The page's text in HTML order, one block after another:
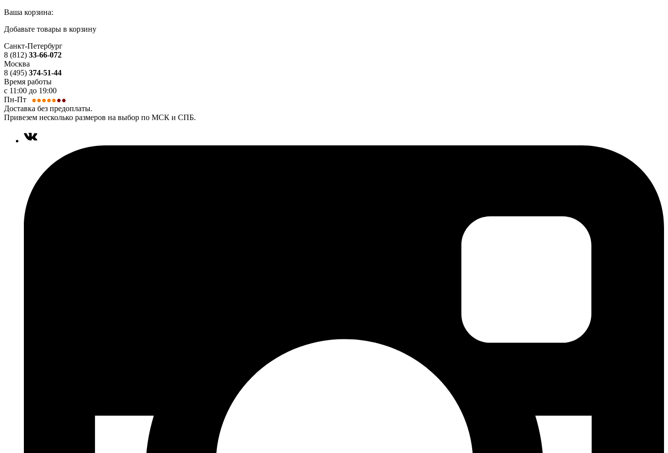
Ваша корзина:
Добавьте товары в корзину
Санкт-Петербург
8 (812) 33-66-072
Москва
8 (495) 374-51-44
Время работы
с 11:00 до 19:00
Пн-Пт
Доставка без предоплаты.
Привезем несколько размеров на выбор по МСК и СПБ.